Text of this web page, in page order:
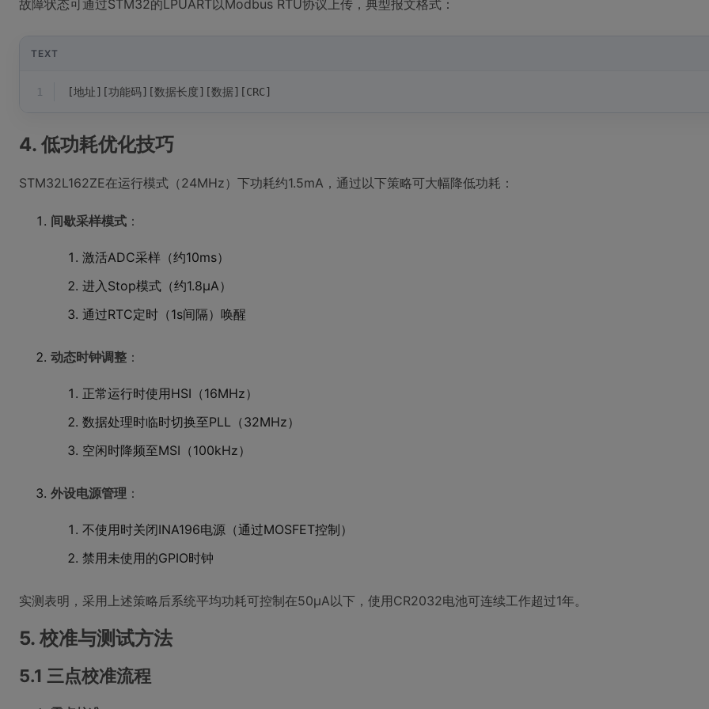
故障状态可通过STM32的LPUART以Modbus RTU协议上传，典型报文格式：
TEXT
1 [地址][功能码][数据长度][数据][CRC]
4. 低功耗优化技巧
STM32L162ZE在运行模式（24MHz）下功耗约1.5mA，通过以下策略可大幅降低功耗：
间歇采样模式 ：
激活ADC采样（约10ms）
进入Stop模式（约1.8μA）
通过RTC定时（1s间隔）唤醒
动态时钟调整 ：
正常运行时使用HSI（16MHz）
数据处理时临时切换至PLL（32MHz）
空闲时降频至MSI（100kHz）
外设电源管理 ：
不使用时关闭INA196电源（通过MOSFET控制）
禁用未使用的GPIO时钟
实测表明，采用上述策略后系统平均功耗可控制在50μA以下，使用CR2032电池可连续工作超过1年。
5. 校准与测试方法
5.1 三点校准流程